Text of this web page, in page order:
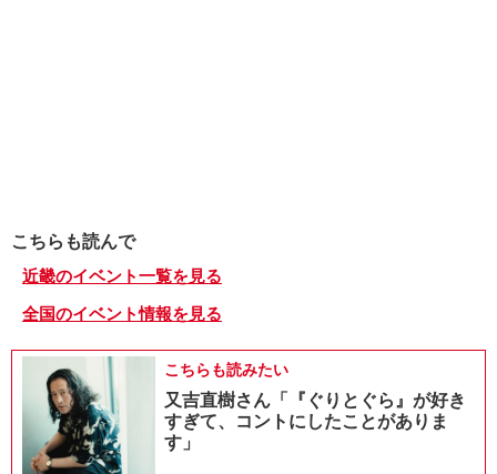
こちらも読んで
近畿のイベント一覧を見る
全国のイベント情報を見る
こちらも読みたい
又吉直樹さん「『ぐりとぐら』が好き
すぎて、コントにしたことがありま
す」